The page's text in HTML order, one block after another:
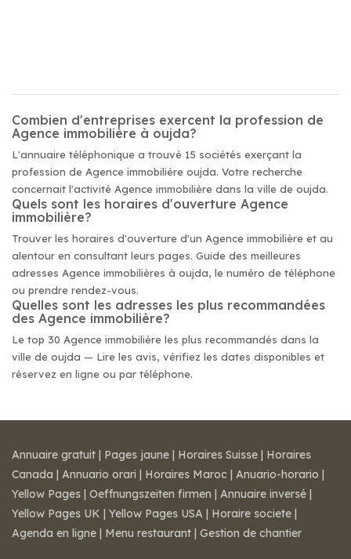
Combien d'entreprises exercent la profession de
Agence immobilière à oujda?
L'annuaire téléphonique a trouvé 15 sociétés exerçant la
profession de Agence immobilière oujda. Votre recherche
concernait l'activité Agence immobilière dans la ville de oujda.
Quels sont les horaires d'ouverture Agence
immobilière?
Trouver les horaires d'ouverture d'un Agence immobilière et au
alentour en consultant leurs pages. Guide des meilleures
adresses Agence immobilières à oujda, le numéro de téléphone
ou prendre rendez-vous.
Quelles sont les adresses les plus recommandées
des Agence immobilière?
Le top 30 Agence immobilière les plus recommandés dans la
ville de oujda — Lire les avis, vérifiez les dates disponibles et
réservez en ligne ou par téléphone.
Annuaire gratuit | Pages jaune | Horaires Suisse | Horaires
Canada | Annuario orari | Horaires Maroc | Anuario-horario |
Yellow Pages | Oeffnungszeiten firmen | Annuaire inversé |
Yellow Pages UK | Yellow Pages USA | Horaire societe |
Agenda en ligne | Menu restaurant | Gestion de chantier